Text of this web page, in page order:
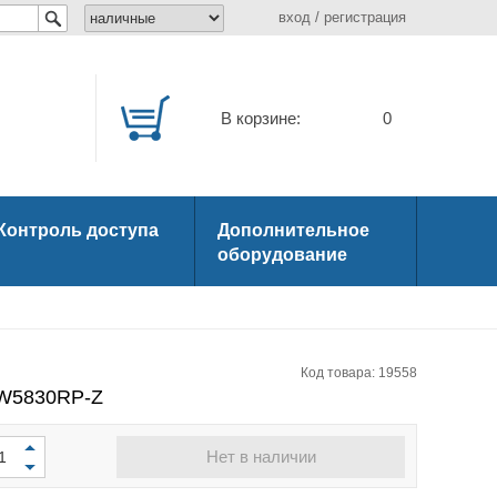
вход / регистрация
В корзине: 0
доступа
Дополнительное
оборудование
Код товара: 19558
Z
Нет в наличии